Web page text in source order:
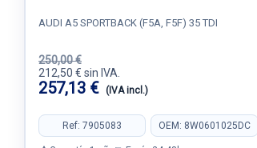
AUDI A5 SPORTBACK (F5A, F5F) 35 TDI
250,00 €
212,50 € sin IVA.
257,13 € (IVA incl.)
Ref: 7905083 OEM: 8W0601025DC